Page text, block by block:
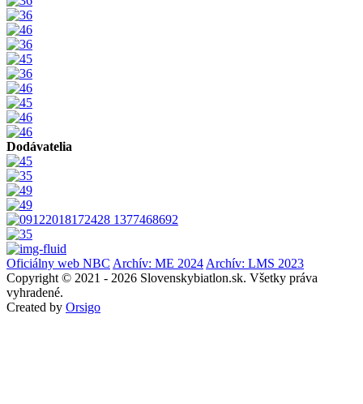
Dodávatelia
Oficiálny web NBC Archív: ME 2024 Archív: LMS 2023
Copyright © 2021 - 2026 Slovenskybiatlon.sk. Všetky práva
vyhradené.
Created by Orsigo